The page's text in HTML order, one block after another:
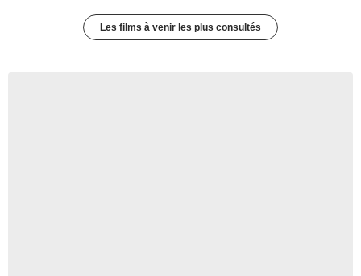
Les films à venir les plus consultés